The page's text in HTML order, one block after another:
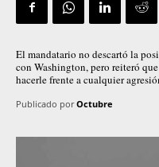
El mandatario no descartó la
con Washington, pero reiteró
hacerle frente a cualquier
Publicado por Octubre